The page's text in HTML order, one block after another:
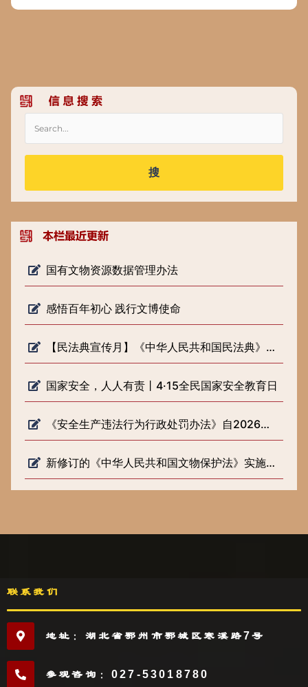
搜
国有文物资源数据管理办法
感悟百年初心 践行文博使命
【民法典宣传月】《中华人民共和国民法典》知识普及
国家安全，人人有责丨4·15全民国家安全教育日
《安全生产违法行为行政处罚办法》自2026年2月1日起施行
新修订的《中华人民共和国文物保护法》实施一周年
联系我们
地址：湖北省鄂州市鄂城区寒溪路7号
参观咨询：027-53018780